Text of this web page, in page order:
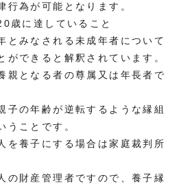
行為が可能となります。
歳に達していること
みなされる未成年者について
ができると解釈されています。
親となる者の尊属又は年長者で
の年齢が逆転するような縁組
うことです。
を養子にする場合は家庭裁判所
財産管理者ですので、養子縁